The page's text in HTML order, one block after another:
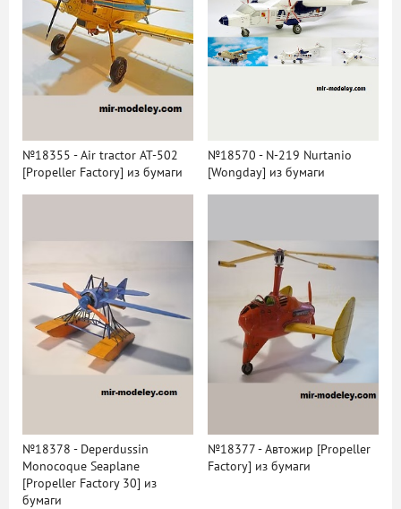
№18355 - Air tractor AT-502
[Propeller Factory] из бумаги
№18570 - N-219 Nurtanio
[Wongday] из бумаги
№18378 - Deperdussin
Monocoque Seaplane
[Propeller Factory 30] из
бумаги
№18377 - Автожир [Propeller
Factory] из бумаги